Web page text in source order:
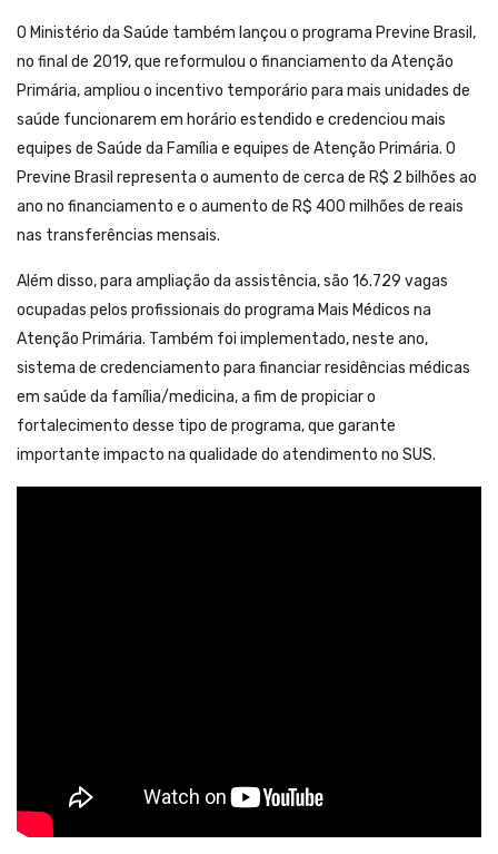
O Ministério da Saúde também lançou o programa Previne Brasil,
no final de 2019, que reformulou o financiamento da Atenção
Primária, ampliou o incentivo temporário para mais unidades de
saúde funcionarem em horário estendido e credenciou mais
equipes de Saúde da Família e equipes de Atenção Primária. O
Previne Brasil representa o aumento de cerca de R$ 2 bilhões ao
ano no financiamento e o aumento de R$ 400 milhões de reais
nas transferências mensais.
Além disso, para ampliação da assistência, são 16.729 vagas
ocupadas pelos profissionais do programa Mais Médicos na
Atenção Primária. Também foi implementado, neste ano,
sistema de credenciamento para financiar residências médicas
em saúde da família/medicina, a fim de propiciar o
fortalecimento desse tipo de programa, que garante
importante impacto na qualidade do atendimento no SUS.